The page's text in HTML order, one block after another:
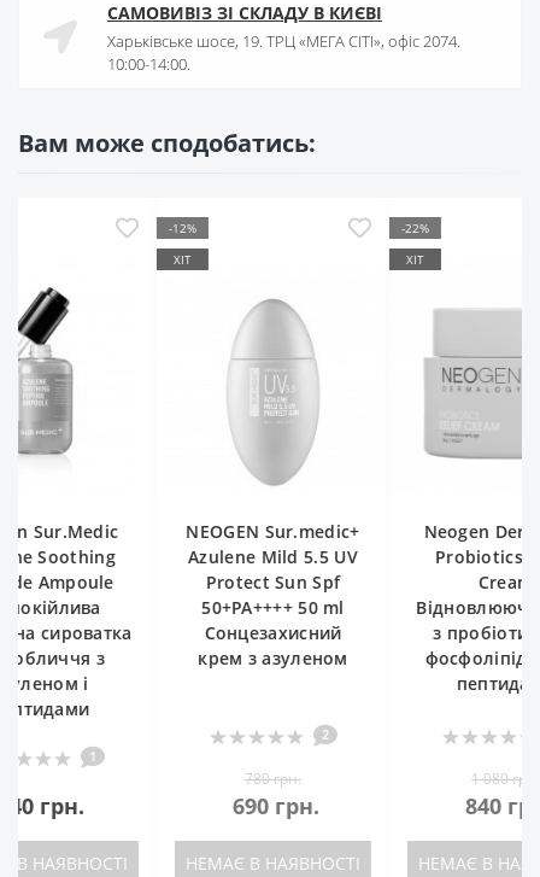
САМОВИВІЗ ЗІ СКЛАДУ В КИЄВІ
Харьківське шосе, 19. ТРЦ «МЕГА СІТІ», офіс 2074.
10:00-14:00.
Вам може сподобатись:
Sur.medic+
Mild 5.5 UV
Protect Sun Spf
50+PA++++ 50 ml
Сонцезахисний
крем з азуленом
690 грн.
В НАЯВНОСТІ
Neogen Dermalogy
Probiotics Relief
Cream
Відновлюючій крем
з пробіотиками,
фосфоліпідами та
1 080 грн.
840 грн.
НЕМАЄ В НАЯВНОСТІ
Neogen
ампульна
для
НЕМАЄ В